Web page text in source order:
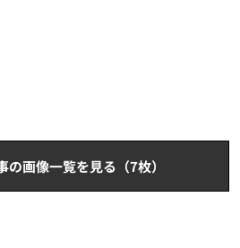
の画像一覧を見る（7枚）